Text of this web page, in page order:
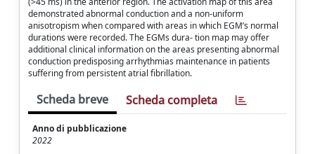
demonstrated abnormal conduction and a non-uniform
anisotropism when compared with areas in which EGM’s normal
durations were recorded. The EGMs dura- tion map may offer
additional clinical information on the areas presenting abnormal
conduction predisposing arrhythmias maintenance in patients
suffering from persistent atrial fibrillation.
Scheda breve Scheda completa
Anno di pubblicazione
2022